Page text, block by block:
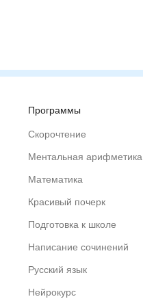
Скорочтение
Ментальная арифметика
Математика
Красивый почерк
Подготовка к школе
Написание сочинений
Русский язык
Нейрокурс
Программы